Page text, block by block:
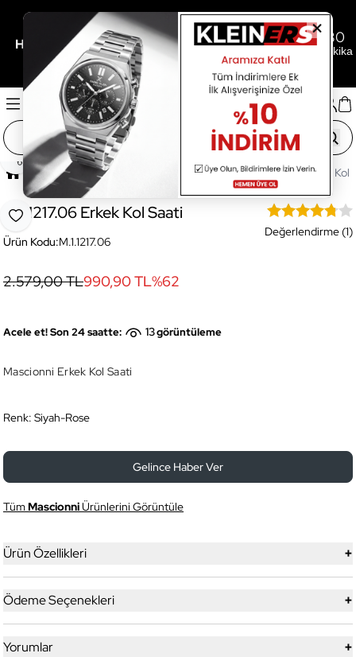
Her 3.000TL'ye 500TL Hediye İçin Son 0 /04/ 30
Dakika
Ana Sayfa Saatler Erkek Saat M.1.1217.06 Erkek Kol
Favoriye Ekle
Paylaş
M.1.1217.06 Erkek Kol Saati
Ürün Kodu:M.1.1217.06
Değerlendirme (1)
2.579,00 TL990,90 TL%62
Acele et! Son 24 saatte: 13görüntüleme
Mascionni Erkek Kol Saati
Renk: Siyah-Rose
Gelince Haber Ver
TümMascionniÜrünlerini Görüntüle
Ürün Özellikleri +
Ödeme Seçenekleri +
Yorumlar +